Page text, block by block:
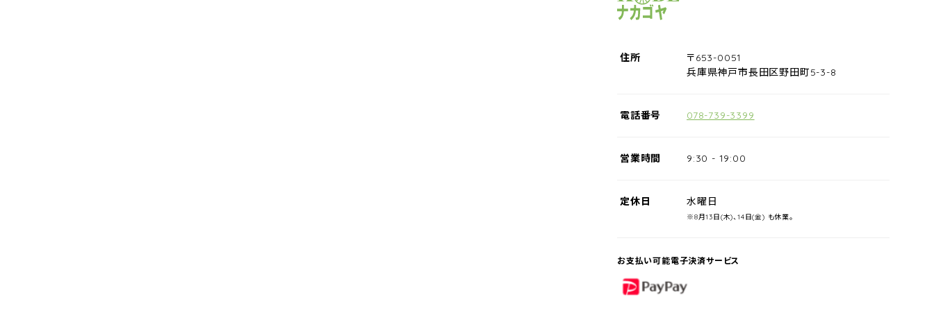
住所
〒653-0051
兵庫県神戸市長田区野田町5-3-8
電話番号 078-739-3399
営業時間 9:30 - 19:00
定休日 水曜日
※8月13日(木)、14日(金) も休業。
お支払い可能電子決済サービス
PayPay